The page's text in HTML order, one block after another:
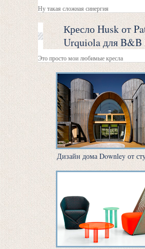
Ну такая сложная синергия
Кресло Husk от
Urquiola для
Это просто мои любимые кресла
Дизайн дома Downley от